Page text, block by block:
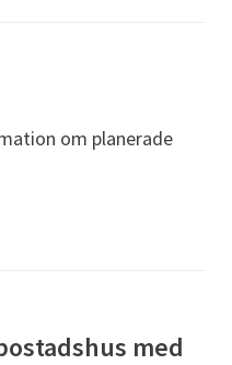
om planerade
med